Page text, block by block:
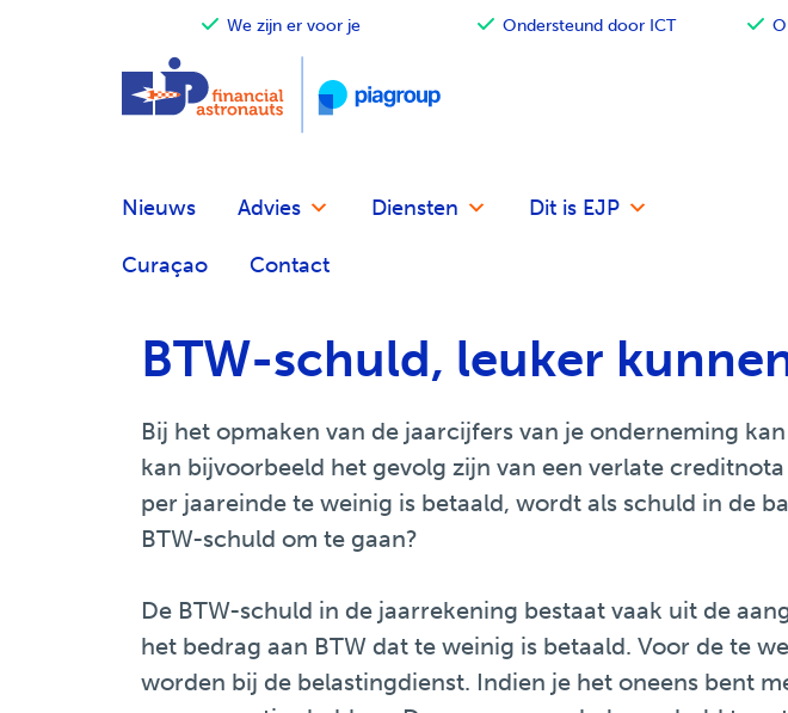
We zijn er voor je Ondersteund door ICT
Terug
Fusie en overname
Terug
Salarisadministratie
Terug
EJP Topsport Helpdesk
Nieuws Advies Diensten Dit is EJP
Curaçao Contact
BTW-schuld, leuker
Bij het opmaken van de jaarcijfers van je onderneming
kan bijvoorbeeld het gevolg zijn van een verlate
per jaareinde te weinig is betaald, wordt als schuld in de
BTW-schuld om te gaan?
De BTW-schuld in de jaarrekening bestaat vaak uit de
het bedrag aan BTW dat te weinig is betaald. Voor de te
worden bij de belastingdienst. Indien je het oneens bent